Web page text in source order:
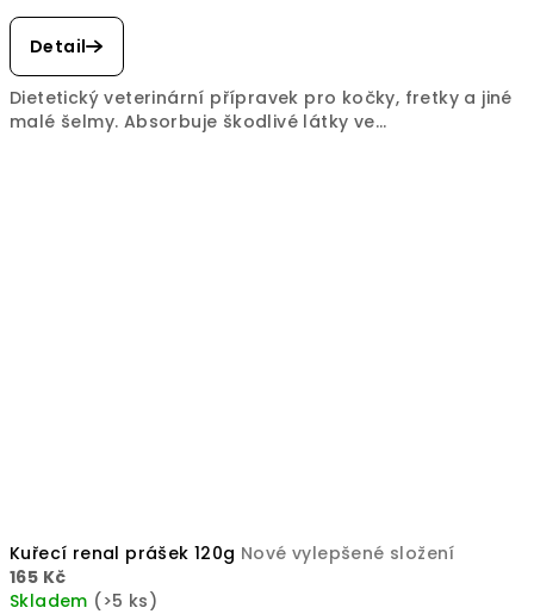
Detail
Dietetický veterinární přípravek pro kočky, fretky a jiné
malé šelmy. Absorbuje škodlivé látky ve...
Kuřecí renal prášek 120g Nové vylepšené složení
165 Kč
Skladem (>5 ks)